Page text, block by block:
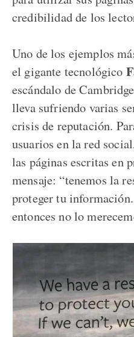
credibilidad de los
Uno de los ejemplos
el gigante tecnológico
escándalo de
lleva sufriendo varias
crisis de reputación.
usuarios en la red
las páginas escritas en
mensaje: “tenemos la
proteger tu
entonces no lo